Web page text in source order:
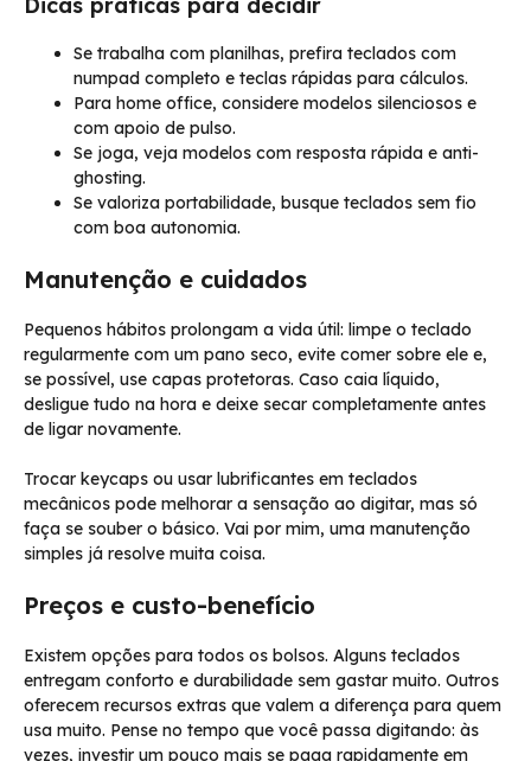
Se trabalha com planilhas, prefira teclados com
numpad completo e teclas rápidas para cálculos.
Para home office, considere modelos silenciosos e
com apoio de pulso.
Se joga, veja modelos com resposta rápida e anti-
ghosting.
Se valoriza portabilidade, busque teclados sem fio
com boa autonomia.
Manutenção e cuidados
Pequenos hábitos prolongam a vida útil: limpe o teclado
regularmente com um pano seco, evite comer sobre ele e,
se possível, use capas protetoras. Caso caia líquido,
desligue tudo na hora e deixe secar completamente antes
de ligar novamente.
Trocar keycaps ou usar lubrificantes em teclados
mecânicos pode melhorar a sensação ao digitar, mas só
faça se souber o básico. Vai por mim, uma manutenção
simples já resolve muita coisa.
Preços e custo-benefício
Existem opções para todos os bolsos. Alguns teclados
entregam conforto e durabilidade sem gastar muito. Outros
oferecem recursos extras que valem a diferença para quem
usa muito. Pense no tempo que você passa digitando: às
vezes, investir um pouco mais se paga rapidamente em